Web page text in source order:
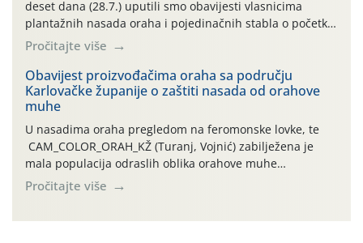
deset dana (28.7.) uputili smo obavijesti vlasnicima
plantažnih nasada oraha i pojedinačnih stabla o početku
leta i ovogodišnjoj potrebi usmjerenog suzbijanja
orahove muhe (Rhagoletis completa)! Već dvanaest dana
traje drugi ovogodišnji “toplinski udar”, koji naročito
izražen zadnja šest dana (31.7.-05.8.), jer najviše
temperature zraka svakodnevno […]
Pročitajte više
Obavijest proizvođačima oraha sa području
Karlovačke županije o zaštiti nasada od orahove
muhe
U nasadima oraha pregledom na feromonske lovke, te
CAM_COLOR_ORAH_KŽ (Turanj, Vojnić) zabilježena je
mala populacija odraslih oblika orahove muhe
(Rhagoletis completa). Niska brojnost može se objasniti
činjenicom da je riječ o mladim nasadima s vrlo malim
Pročitajte više